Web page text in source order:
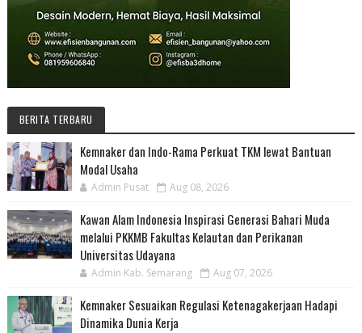
BERITA TERBARU
Kemnaker dan Indo-Rama Perkuat TKM lewat Bantuan
Modal Usaha
Admin Pusat Aug 08, 2026
Kawan Alam Indonesia Inspirasi Generasi Bahari Muda
melalui PKKMB Fakultas Kelautan dan Perikanan
Universitas Udayana
Admin Kab. Semarang Aug 07, 2026
Kemnaker Sesuaikan Regulasi Ketenagakerjaan Hadapi
Dinamika Dunia Kerja